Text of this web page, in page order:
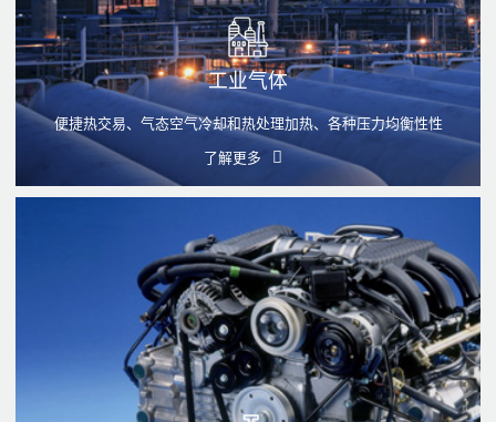
工业气体
便捷热交易、气态空气冷却和热处理加热、各种压力均衡性性
了解更多